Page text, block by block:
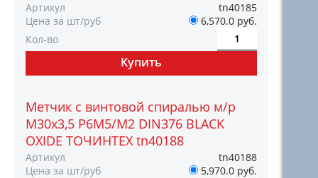
Артикул
tn40185
Цена за шт/руб
6,570.0 руб.
Кол-во
Метчик с винтовой спиралью м/р
М30х3,5 Р6М5/М2 DIN376 BLACK
OXIDE ТОЧИНТЕХ tn40188
Артикул
tn40188
Цена за шт/руб
5,970.0 руб.